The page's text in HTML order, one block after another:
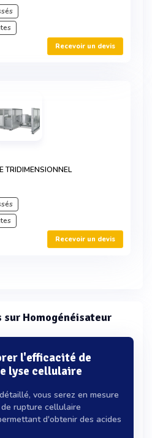
Recevoir un devis
TRIDIMENSIONNEL
Recevoir un devis
Homogénéisateur
l'efficacité de
lyse cellulaire
vous serez en mesure
rupture cellulaire
d'obtenir des acides